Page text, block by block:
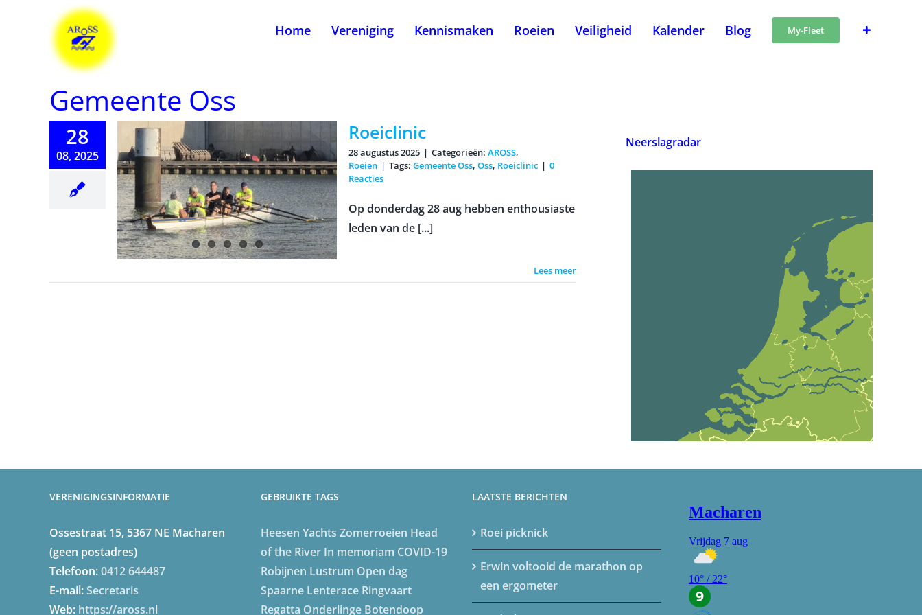
Home Vereniging Kennismaken Roeien Veiligheid Kalender Blog My-Fleet
Gemeente Oss
28
08, 2025
Roeiclinic
28 augustus 2025 | Categorieën: AROSS,
Roeien | Tags: Gemeente Oss, Oss, Roeiclinic | 0
Reacties
Op donderdag 28 aug hebben enthousiaste
leden van de [...]
Lees meer
Neerslagradar
VERENIGINGSINFORMATIE
Ossestraat 15, 5367 NE Macharen
(geen postadres)
Telefoon:0412 644487
E-mail:Secretaris
Web: https://aross.nl
GEBRUIKTE TAGS
Heesen Yachts Zomerroeien Head
of the River In memoriam COVID-19
Robijnen Lustrum Open dag
Spaarne Lenterace Ringvaart
Regatta Onderlinge Botendoop
LAATSTE BERICHTEN
Roei picknick
Erwin voltooid de marathon op
een ergometer